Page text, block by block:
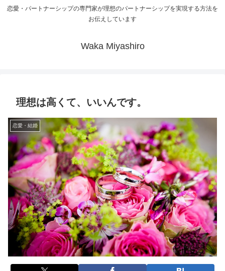
恋愛・パートナーシップの専門家が理想のパートナーシップを実現する方法を
お伝えしています
Waka Miyashiro
理想は高くて、いいんです。
恋愛・結婚